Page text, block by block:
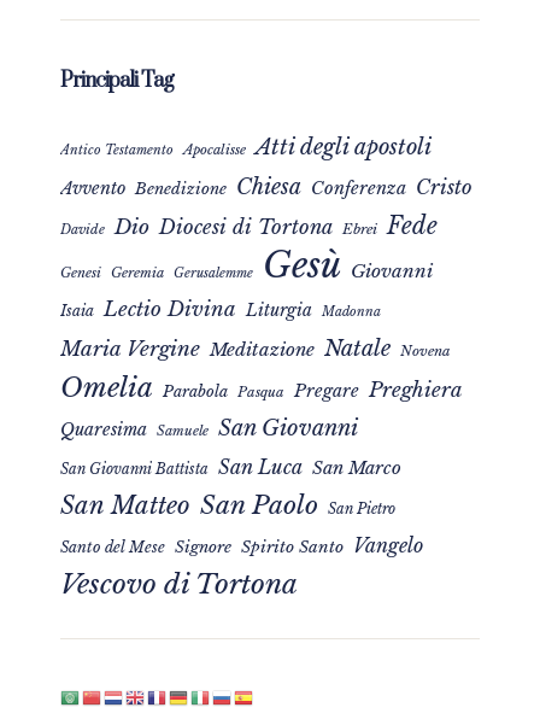
Principali Tag
Antico Testamento Apocalisse Atti degli apostoli
Avvento Benedizione Chiesa Conferenza Cristo
Davide Dio Diocesi di Tortona Ebrei Fede
Genesi Geremia Gerusalemme Gesù Giovanni
Isaia Lectio Divina Liturgia Madonna
Maria Vergine Meditazione Natale Novena
Omelia Parabola Pasqua Pregare Preghiera
Quaresima Samuele San Giovanni
San Giovanni Battista San Luca San Marco
San Matteo San Paolo San Pietro
Santo del Mese Signore Spirito Santo Vangelo
Vescovo di Tortona